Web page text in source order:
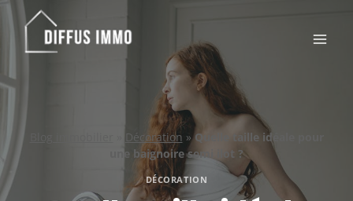
Aller
au
contenu
Décoration »Quelle taille idéale pour
une baignoire semi ilot ?
DÉCORATION